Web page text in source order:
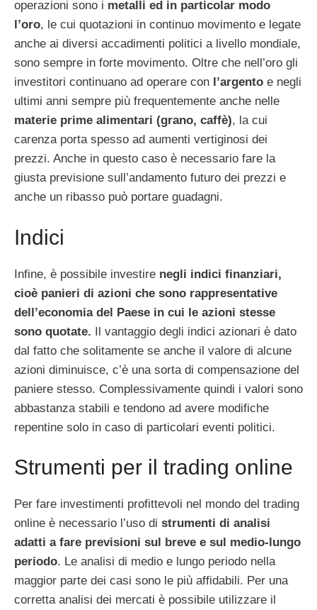
operazioni sono i metalli ed in particolar modo
l’oro, le cui quotazioni in continuo movimento e legate
anche ai diversi accadimenti politici a livello mondiale,
sono sempre in forte movimento. Oltre che nell’oro gli
investitori continuano ad operare con l’argento e negli
ultimi anni sempre più frequentemente anche nelle
materie prime alimentari (grano, caffè), la cui
carenza porta spesso ad aumenti vertiginosi dei
prezzi. Anche in questo caso è necessario fare la
giusta previsione sull’andamento futuro dei prezzi e
anche un ribasso può portare guadagni.
Indici
Infine, è possibile investire negli indici finanziari,
cioè panieri di azioni che sono rappresentative
dell’economia del Paese in cui le azioni stesse
sono quotate. Il vantaggio degli indici azionari è dato
dal fatto che solitamente se anche il valore di alcune
azioni diminuisce, c’è una sorta di compensazione del
paniere stesso. Complessivamente quindi i valori sono
abbastanza stabili e tendono ad avere modifiche
repentine solo in caso di particolari eventi politici.
Strumenti per il trading online
Per fare investimenti profittevoli nel mondo del trading
online è necessario l’uso di strumenti di analisi
adatti a fare previsioni sul breve e sul medio-lungo
periodo. Le analisi di medio e lungo periodo nella
maggior parte dei casi sono le più affidabili. Per una
corretta analisi dei mercati è possibile utilizzare il